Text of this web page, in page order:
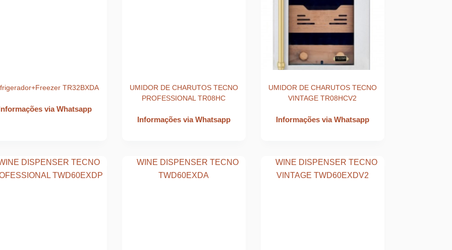
TR32BXDA
via Whatsapp
UMIDOR DE CHARUTOS TECNO
PROFESSIONAL TR08HC
Informações via Whatsapp
UMIDOR DE CHARUTOS TECNO
VINTAGE TR08HCV2
Informações via Whatsapp